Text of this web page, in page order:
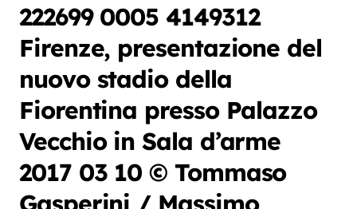
222699 0005 4149312
Firenze, presentazione del
nuovo stadio della
Fiorentina presso Palazzo
Vecchio in Sala d’arme
2017 03 10 © Tommaso